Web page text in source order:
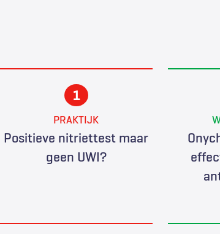
PRAKTIJK
Positieve nitriettest maar
geen UWI?